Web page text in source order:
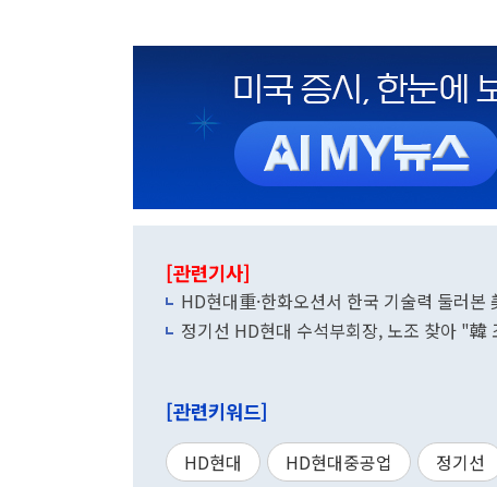
[관련기사]
HD현대重·한화오션서 한국 기술력 둘러본
정기선 HD현대 수석부회장, 노조 찾아 "韓
[관련키워드]
HD현대 HD현대중공업 정기선